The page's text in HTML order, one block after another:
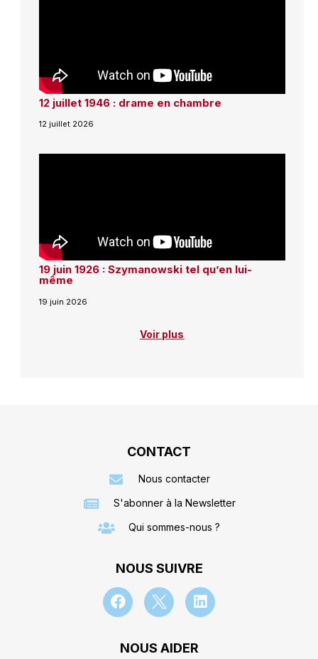
12 juillet 1946 : drame en chambre
12 juillet 2026
19 juin 1926 : Szymanowski tel qu’en lui-
même
19 juin 2026
Voir plus
CONTACT
Nous contacter
S'abonner à la Newsletter
Qui sommes-nous ?
NOUS SUIVRE
NOUS AIDER